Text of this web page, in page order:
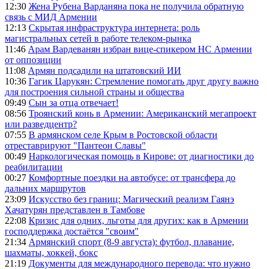
12:30 Жена Рубена Варданяна пока не получила обратную
связь с МИД Армении
12:13 Скрытая инфраструктура интернета: роль
магистральных сетей в работе телеком-рынка
11:46 Арам Вардеванян избран вице-спикером НС Армении
от оппозиции
11:08 Армян подсадили на штатовский ИИ
10:36 Гагик Царукян: Стремление помогать друг другу важно
для построения сильной страны и общества
09:49 Сын за отца отвечает!
08:56 Троянский конь в Армении: Американский мегапроект
или разведцентр?
07:55 В армянском селе Крым в Ростовской области
отреставрируют "Пантеон Славы"
00:49 Наркологическая помощь в Кирове: от диагностики до
реабилитации
00:27 Комфортные поездки на автобусе: от трансфера до
дальних маршрутов
23:09 Искусство без границ: Магический реализм Гаянэ
Хачатурян представлен в Тамбове
22:08 Кризис для одних, льготы для других: как в Армении
господдержка достаётся "своим"
21:34 Армянский спорт (8-9 августа): футбол, плавание,
шахматы, хоккей, бокс
21:19 Документы для международного перевода: что нужно